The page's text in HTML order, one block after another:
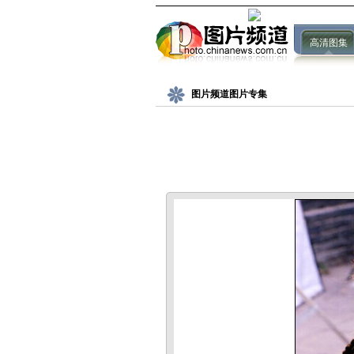
高清图集
图片频道图片专集